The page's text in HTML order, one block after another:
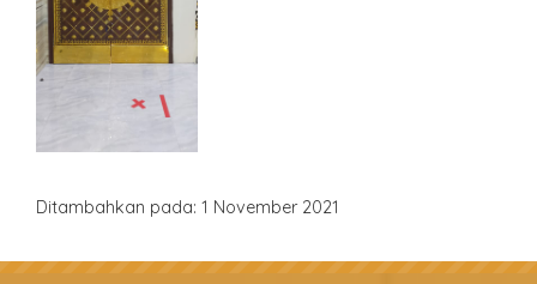
Ditambahkan pada: 1 November 2021